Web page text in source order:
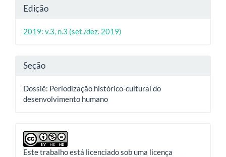
Detalhes
do
artigo
Edição
2019: v.3, n.3 (set./dez. 2019)
Seção
Dossiê: Periodização histórico-cultural do
desenvolvimento humano
Este trabalho está licenciado sob uma licença